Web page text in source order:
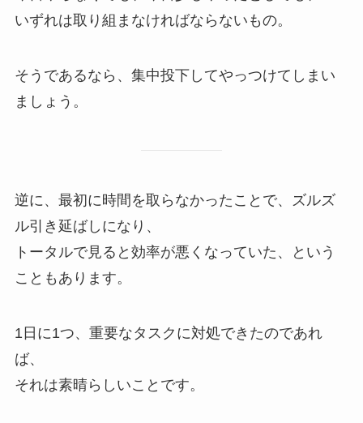
いずれは取り組まなければならないもの。
そうであるなら、集中投下してやっつけてしまい
ましょう。
逆に、最初に時間を取らなかったことで、ズルズ
ル引き延ばしになり、
トータルで見ると効率が悪くなっていた、という
こともあります。
1日に1つ、重要なタスクに対処できたのであれ
ば、
それは素晴らしいことです。